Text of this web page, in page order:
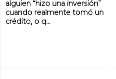
alguien “hizo una inversión”
cuando realmente tomó un
crédito, o q...